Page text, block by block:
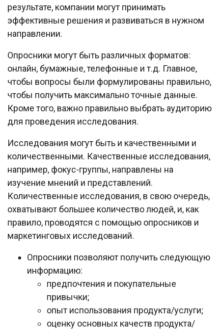
результате, компании могут принимать
эффективные решения и развиваться в нужном
направлении.
Опросники могут быть различных форматов:
онлайн, бумажные, телефонные и т.д. Главное,
чтобы вопросы были формулированы правильно,
чтобы получить максимально точные данные.
Кроме того, важно правильно выбрать аудиторию
для проведения исследования.
Исследования могут быть и качественными и
количественными. Качественные исследования,
например, фокус-группы, направлены на
изучение мнений и представлений.
Количественные исследования, в свою очередь,
охватывают большее количество людей, и, как
правило, проводятся с помощью опросников и
маркетинговых исследований.
Опросники позволяют получить следующую
информацию:
предпочтения и покупательные
привычки;
опыт использования продукта/услуги;
оценку основных качеств продукта/